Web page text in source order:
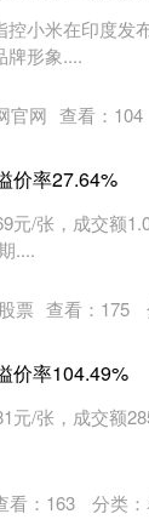
小米在印度发
牌形象....
官网 查看： 104
价率27.64%
元/张，成交额
....
票 查看： 175
价率104.49%
元/张，成交额
看： 163 分类：